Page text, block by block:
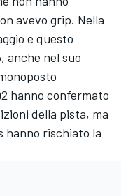
avevo grip. Nella
e questo
anche nel suo
hanno confermato
della pista, ma
hanno rischiato la